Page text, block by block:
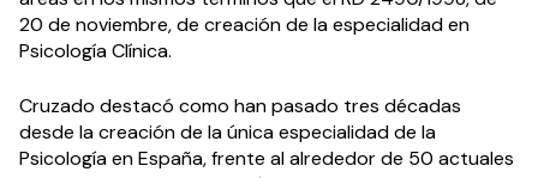
20 de noviembre, de creación de la especialidad en
Psicología Clínica.
Cruzado destacó como han pasado tres décadas
desde la creación de la única especialidad de la
Psicología en España, frente al alrededor de 50 actuales